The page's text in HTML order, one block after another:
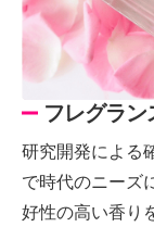
フレグラン
研究開発による
で時代のニーズ
好性の高い香り